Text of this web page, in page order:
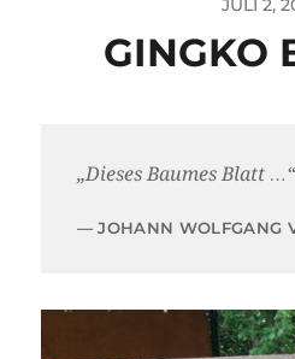
JULI 2,
GINGKO
„Dieses Baumes Blatt …“
JOHANN WOLFGANG